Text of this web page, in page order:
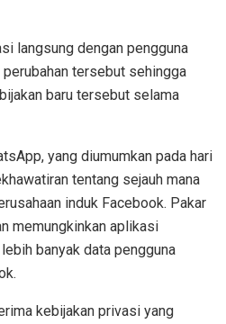
langsung dengan pengguna
tersebut sehingga
baru tersebut selama
yang diumumkan pada hari
tentang sejauh mana
induk Facebook. Pakar
memungkinkan aplikasi
banyak data pengguna
kebijakan privasi yang